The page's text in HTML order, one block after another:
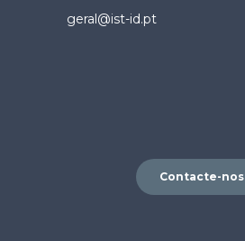
geral@ist-id.pt
Contacte-nos